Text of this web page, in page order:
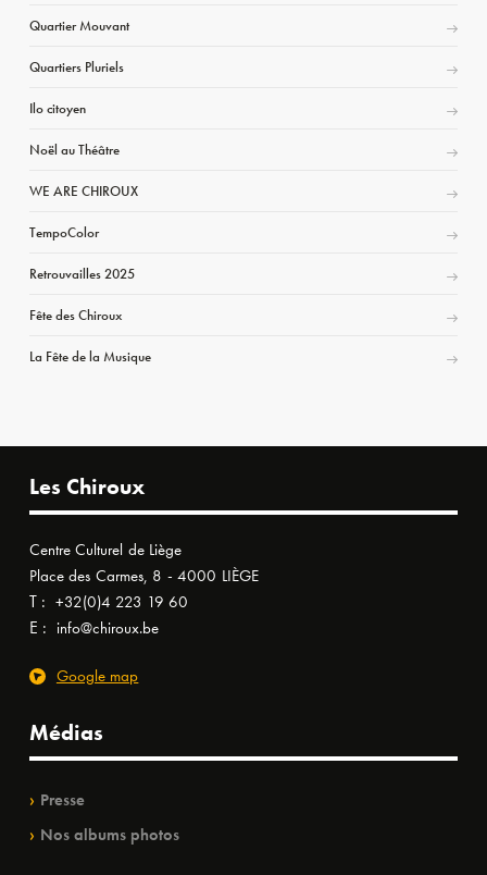
Quartier Mouvant
Quartiers Pluriels
Ilo citoyen
Noël au Théâtre
WE ARE CHIROUX
TempoColor
Retrouvailles 2025
Fête des Chiroux
La Fête de la Musique
Les Chiroux
Centre Culturel de Liège
Place des Carmes, 8 - 4000 LIÈGE
T : +32(0)4 223 19 60
E : info@chiroux.be
Google map
Médias
Presse
Nos albums photos